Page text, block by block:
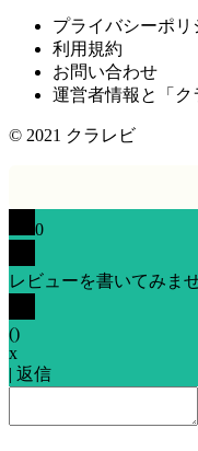
プライバシーポリ
利用規約
お問い合わせ
運営者情報と「ク
© 2021 クラレビ
0
レビューを書いてみま
()
x
| 返信